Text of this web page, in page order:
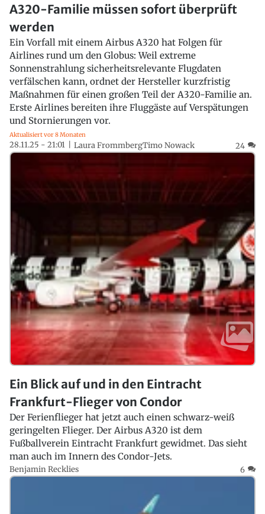
A320-Familie müssen sofort überprüft
werden
Ein Vorfall mit einem Airbus A320 hat Folgen für
Airlines rund um den Globus: Weil extreme
Sonnenstrahlung sicherheitsrelevante Flugdaten
verfälschen kann, ordnet der Hersteller kurzfristig
Maßnahmen für einen großen Teil der A320-Familie an.
Erste Airlines bereiten ihre Fluggäste auf Verspätungen
und Stornierungen vor.
Aktualisiert vor 8 Monaten
28.11.25 - 21:01 Laura FrommbergTimo Nowack 24
Ein Blick auf und in den Eintracht
Frankfurt-Flieger von Condor
Der Ferienflieger hat jetzt auch einen schwarz-weiß
geringelten Flieger. Der Airbus A320 ist dem
Fußballverein Eintracht Frankfurt gewidmet. Das sieht
man auch im Innern des Condor-Jets.
Benjamin Recklies 6